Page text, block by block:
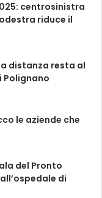
centrosinistra
riduce il
distanza resta al
Polignano
le aziende che
del Pronto
di